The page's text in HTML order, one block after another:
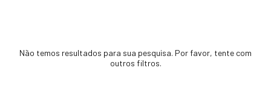
Não temos resultados para sua pesquisa. Por favor, tente com
outros filtros.